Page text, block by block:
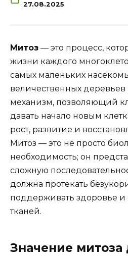
27.08.2025
Митоз — это процесс,
жизни каждого
самых маленьких
величественных деревьев
механизм, позволяющий
давать начало новым
рост, развитие и
Митоз — это не просто
необходимость; он
сложную
должна протекать
поддерживать здоровье
тканей.
Значение